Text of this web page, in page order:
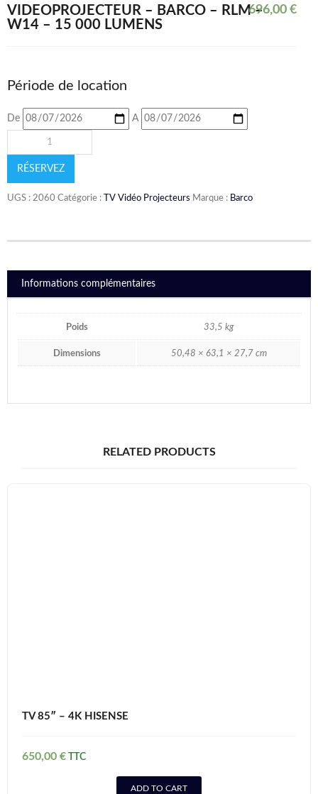
VIDÉOPROJECTEUR – BARCO – RLM –
W14 – 15 000 LUMENS
696,00 €
Période de location
De A
RÉSERVEZ
UGS : 2060 Catégorie : TV Vidéo Projecteurs Marque : Barco
Informations complémentaires
Poids 33,5 kg
Dimensions 50,48 × 63,1 × 27,7 cm
RELATED PRODUCTS
TV 85″ – 4K HISENSE
650,00 €
ADD TO CART